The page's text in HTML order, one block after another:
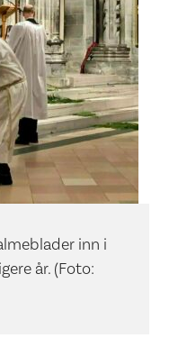
inn i
år. (Foto: